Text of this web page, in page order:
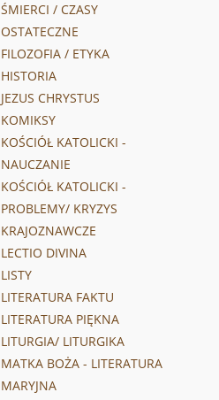
ŚMIERCI / CZASY
OSTATECZNE
FILOZOFIA / ETYKA
HISTORIA
JEZUS CHRYSTUS
KOMIKSY
KOŚCIÓŁ KATOLICKI -
NAUCZANIE
KOŚCIÓŁ KATOLICKI -
PROBLEMY/ KRYZYS
KRAJOZNAWCZE
LECTIO DIVINA
LISTY
LITERATURA FAKTU
LITERATURA PIĘKNA
LITURGIA/ LITURGIKA
MATKA BOŻA - LITERATURA
MARYJNA